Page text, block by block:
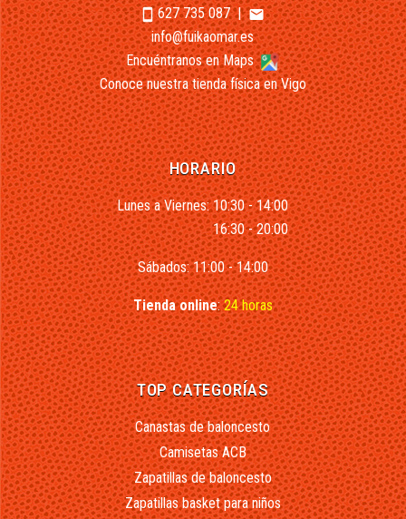
smartphone627 735 087|email
info@fuikaomar.es
Encuéntranos en Maps
Conoce nuestra tienda física en Vigo
HORARIO
Lunes a Viernes: 10:30 - 14:00
16:30 - 20:00
Sábados: 11:00 - 14:00
Tienda online:24 horas
TOP CATEGORÍAS
Canastas de baloncesto
Camisetas ACB
Zapatillas de baloncesto
Zapatillas basket para niños